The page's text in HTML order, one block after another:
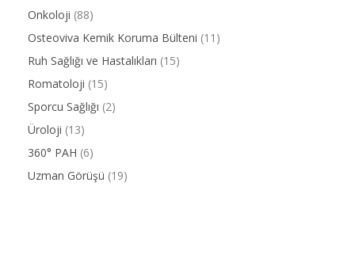
Onkoloji (88)
Osteoviva Kemik Koruma Bülteni (11)
Ruh Sağlığı ve Hastalıkları (15)
Romatoloji (15)
Sporcu Sağlığı (2)
Üroloji (13)
360° PAH (6)
Uzman Görüşü (19)